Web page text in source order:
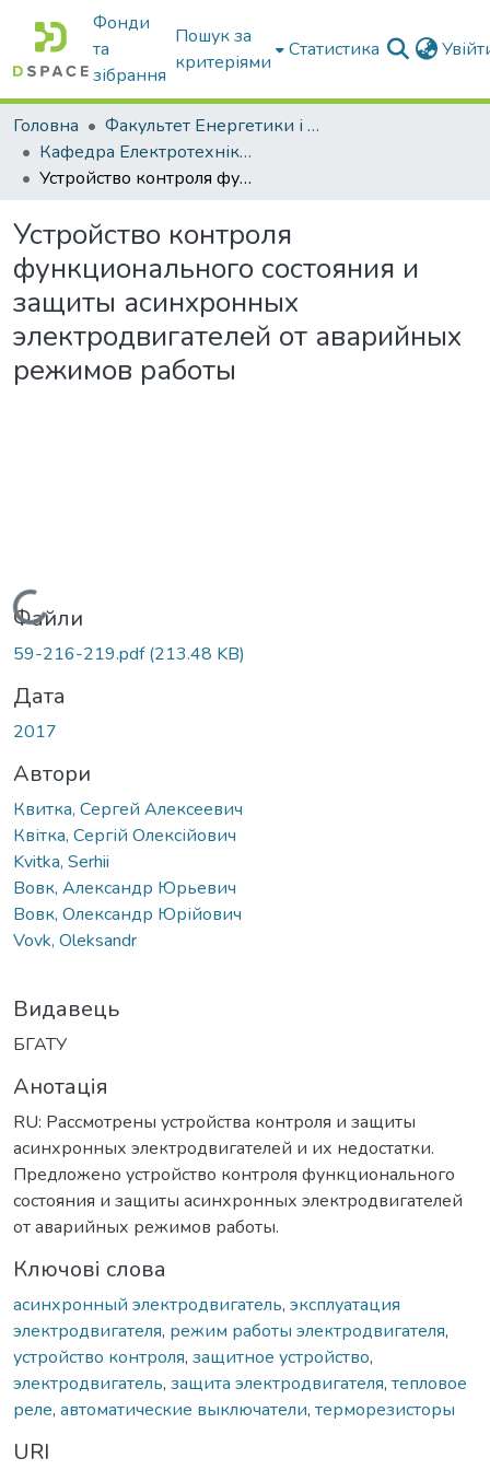
Фонди
та
зібрання
Пошук за
критеріями
Статистика
Головна
Факультет Енергетики і комп'ютерних технологій
Кафедра Електротехніки і електромеханіки ім. проф. В.В. Овчарова
Устройство контроля функционального состояния и защиты асинхронных электродвигателей от аварийных режимов работы
Устройство контроля
функционального состояния и
защиты асинхронных
электродвигателей от аварийных
режимов работы
Вантажиться...
Файли
59-216-219.pdf(213.48 KB)
Дата
2017
Автори
Квитка, Сергей Алексеевич
Квітка, Сергій Олексійович
Kvitka, Serhii
Вовк, Александр Юрьевич
Вовк, Олександр Юрійович
Vovk, Oleksandr
Видавець
БГАТУ
Анотація
RU: Рассмотрены устройства контроля и защиты
асинхронных электродвигателей и их недостатки.
Предложено устройство контроля функционального
состояния и защиты асинхронных электродвигателей
от аварийных режимов работы.
Ключові слова
асинхронный электродвигатель, эксплуатация
электродвигателя, режим работы электродвигателя,
устройство контроля, защитное устройство,
электродвигатель, защита электродвигателя, тепловое
реле, автоматические выключатели, терморезисторы
URI